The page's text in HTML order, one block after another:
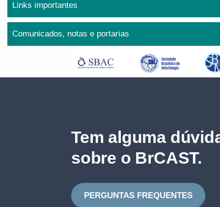
Links importantes
Comunicados, notas e portarias
Tem alguma
sobre o BrCAST.
PERGUNTAS FREQUENTES